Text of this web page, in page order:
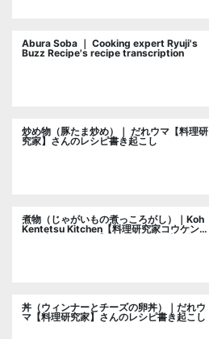
Abura Soba ｜ Cooking expert Ryuji's
Buzz Recipe's recipe transcription
炒め物（豚たま炒め）｜ だれウマ【料理研
究家】さんのレシピ書き起こし
煮物（じゃがいもの煮っころがし）｜Koh
Kentetsu Kitchen【料理研究家コウケンテ
丼（ウィンナーとチーズの卵丼）｜だれウ
マ【料理研究家】さんのレシピ書き起こし